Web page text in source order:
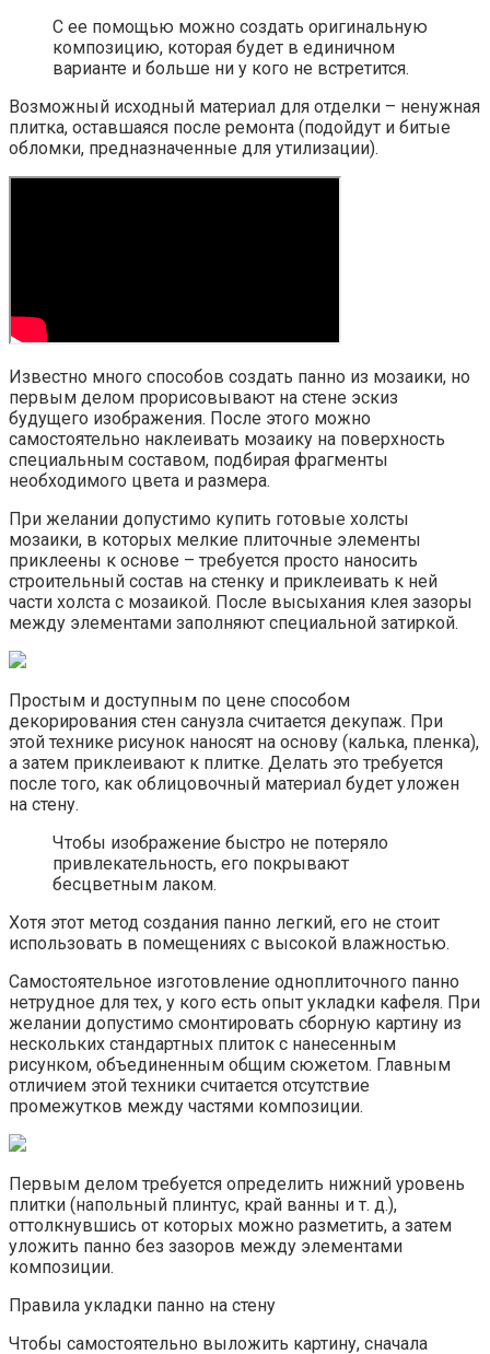
С ее помощью можно создать оригинальную
композицию, которая будет в единичном
варианте и больше ни у кого не встретится.
Возможный исходный материал для отделки – ненужная
плитка, оставшаяся после ремонта (подойдут и битые
обломки, предназначенные для утилизации).
Известно много способов создать панно из мозаики, но
первым делом прорисовывают на стене эскиз
будущего изображения. После этого можно
самостоятельно наклеивать мозаику на поверхность
специальным составом, подбирая фрагменты
необходимого цвета и размера.
При желании допустимо купить готовые холсты
мозаики, в которых мелкие плиточные элементы
приклеены к основе – требуется просто наносить
строительный состав на стенку и приклеивать к ней
части холста с мозаикой. После высыхания клея зазоры
между элементами заполняют специальной затиркой.
Простым и доступным по цене способом
декорирования стен санузла считается декупаж. При
этой технике рисунок наносят на основу (калька, пленка),
а затем приклеивают к плитке. Делать это требуется
после того, как облицовочный материал будет уложен
на стену.
Чтобы изображение быстро не потеряло
привлекательность, его покрывают
бесцветным лаком.
Хотя этот метод создания панно легкий, его не стоит
использовать в помещениях с высокой влажностью.
Самостоятельное изготовление одноплиточного панно
нетрудное для тех, у кого есть опыт укладки кафеля. При
желании допустимо смонтировать сборную картину из
нескольких стандартных плиток с нанесенным
рисунком, объединенным общим сюжетом. Главным
отличием этой техники считается отсутствие
промежутков между частями композиции.
Первым делом требуется определить нижний уровень
плитки (напольный плинтус, край ванны и т. д.),
оттолкнувшись от которых можно разметить, а затем
уложить панно без зазоров между элементами
композиции.
Правила укладки панно на стену
Чтобы самостоятельно выложить картину, сначала